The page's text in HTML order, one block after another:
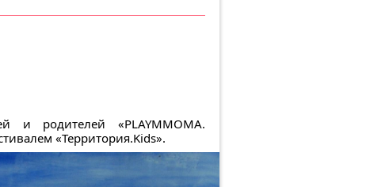
и родителей «PLAYMMOMA.
«Территория.Kids».